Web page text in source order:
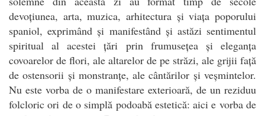
devoțiunea, arta, muzica, arhitectura și viața poporului
spaniol, exprimând și manifestând și astăzi sentimentul
spiritual al acestei țări prin frumusețea și eleganța
covoarelor de flori, ale altarelor de pe străzi, ale grijii față
de ostensorii și monstranțe, ale cântărilor și veșmintelor.
Nu este vorba de o manifestare exterioară, de un reziduu
folcloric ori de o simplă podoabă estetică: aici e vorba de